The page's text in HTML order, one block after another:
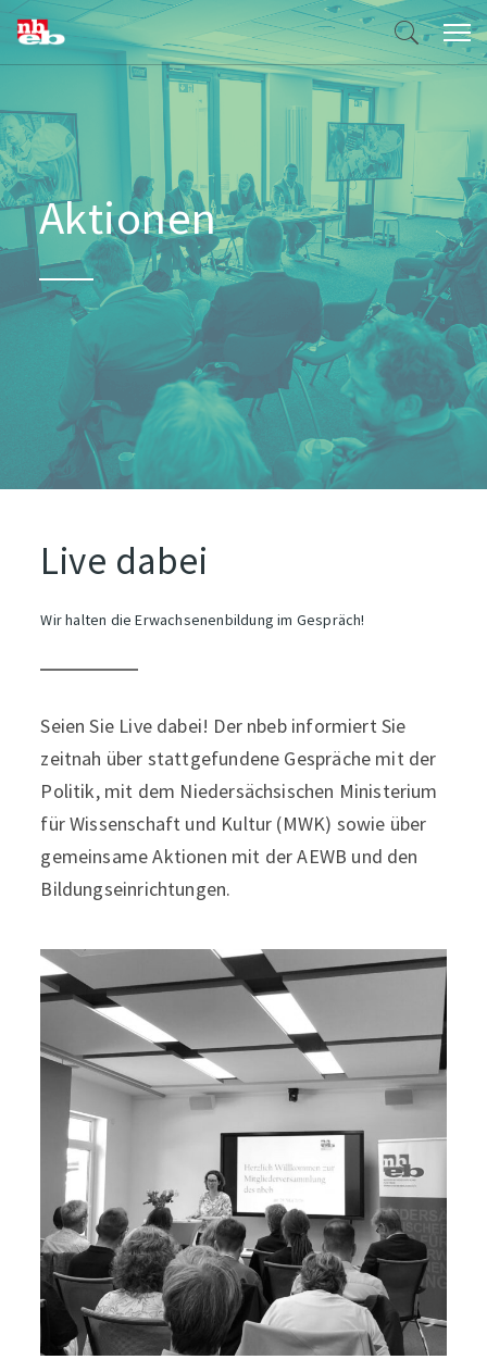
Veranstaltungen
Live dabei
Wir halten die Erwachsenenbildung im Gespräch!
Seien Sie Live dabei! Der nbeb informiert Sie
zeitnah über stattgefundene Gespräche mit der
Politik, mit dem Niedersächsischen Ministerium
für Wissenschaft und Kultur (MWK) sowie über
gemeinsame Aktionen mit der AEWB und den
Bildungseinrichtungen.